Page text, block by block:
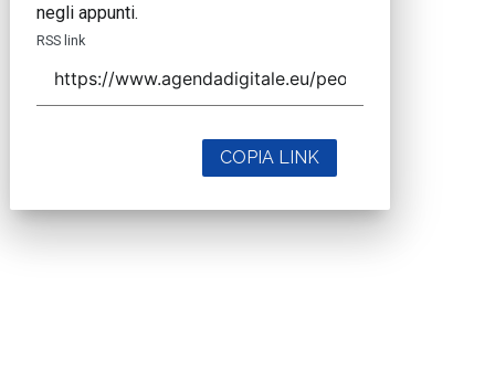
negli appunti.
RSS link
COPIA LINK